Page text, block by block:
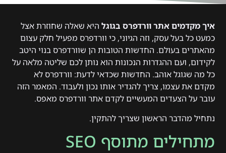
איך מקדמים אתר וורדפרס בגוגל היא שאלה שחוזרת אצל
כמעט כל בעל עסק, וזה הגיוני, כי וורדפרס מפעיל חלק עצום
מהאתרים בעולם. החדשות הטובות הן שוורדפרס בנוי היטב
לקידום, ועם ההגדרות הנכונות הוא נותן לכם שליטה מלאה על
כל מה שגוגל אוהב. החדשות שכדאי לדעת: וורדפרס לא
מקדם את עצמו, צריך להגדיר אותו נכון ולעבוד. המאמר הזה
עובר על הצעדים המעשיים לקדם אתר וורדפרס מאפס.
נתחיל מהדבר הראשון שצריך להתקין.
מתחילים מתוסף SEO